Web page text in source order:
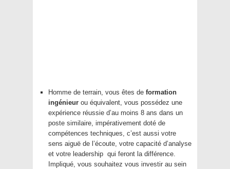
Homme de terrain, vous êtes de formation
ingénieur ou équivalent, vous possédez une
expérience réussie d’au moins 8 ans dans un
poste similaire, impérativement doté de
compétences techniques, c’est aussi votre
sens aiguë de l’écoute, votre capacité d’analyse
et votre leadership qui feront la différence.
Impliqué, vous souhaitez vous investir au sein